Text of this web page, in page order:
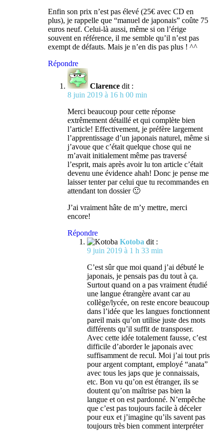
Enfin son prix n’est pas élevé (25€ avec CD en
plus), je rappelle que “manuel de japonais” coûte 75
euros neuf. Celui-là aussi, même si on l’érige
souvent en référence, il me semble qu’il n’est pas
exempt de défauts. Mais je n’en dis pas plus ! ^^
Répondre
Clarence dit :
8 juin 2019 à 16 h 00 min
Merci beaucoup pour cette réponse
extrêmement détaillé et qui complète bien
l’article! Effectivement, je préfère largement
l’apprentissage d’un japonais naturel, même si
j’avoue que c’était quelque chose qui ne
m’avait initialement même pas traversé
l’esprit, mais après avoir lu ton article c’était
devenu une évidence ahah! Donc je pense me
laisser tenter par celui que tu recommandes en
attendant ton dossier 🙂
J’ai vraiment hâte de m’y mettre, merci
encore!
Répondre
Kotoba dit :
9 juin 2019 à 1 h 33 min
C’est sûr que moi quand j’ai débuté le
japonais, je pensais pas du tout à ça.
Surtout quand on a pas vraiment étudié
une langue étrangère avant car au
collège/lycée, on reste encore beaucoup
dans l’idée que les langues fonctionnent
pareil mais qu’on utilise juste des mots
différents qu’il suffit de transposer.
Avec cette idée totalement fausse, c’est
difficile d’aborder le japonais avec
suffisamment de recul. Moi j’ai tout pris
pour argent comptant, employé “anata”
avec tous les japs que je connaissais,
etc. Bon vu qu’on est étranger, ils se
doutent qu’on maîtrise pas bien la
langue et on est pardonné. N’empêche
que c’est pas toujours facile à déceler
pour eux et j’imagine qu’ils savent pas
toujours très bien comment interpréter